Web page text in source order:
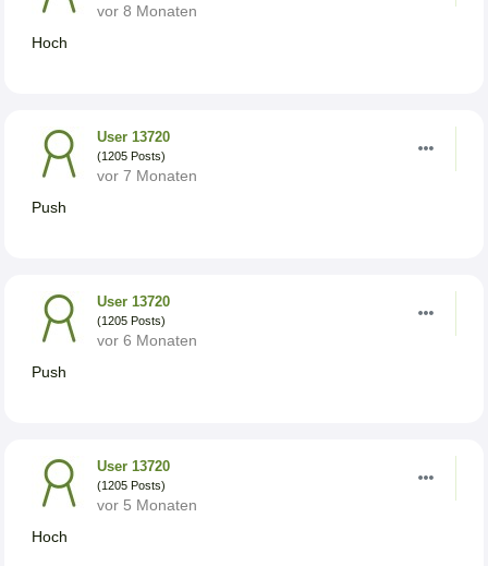
vor 8 Monaten
Hoch
User 13720
(1205 Posts)
vor 7 Monaten
Push
User 13720
(1205 Posts)
vor 6 Monaten
Push
User 13720
(1205 Posts)
vor 5 Monaten
Hoch